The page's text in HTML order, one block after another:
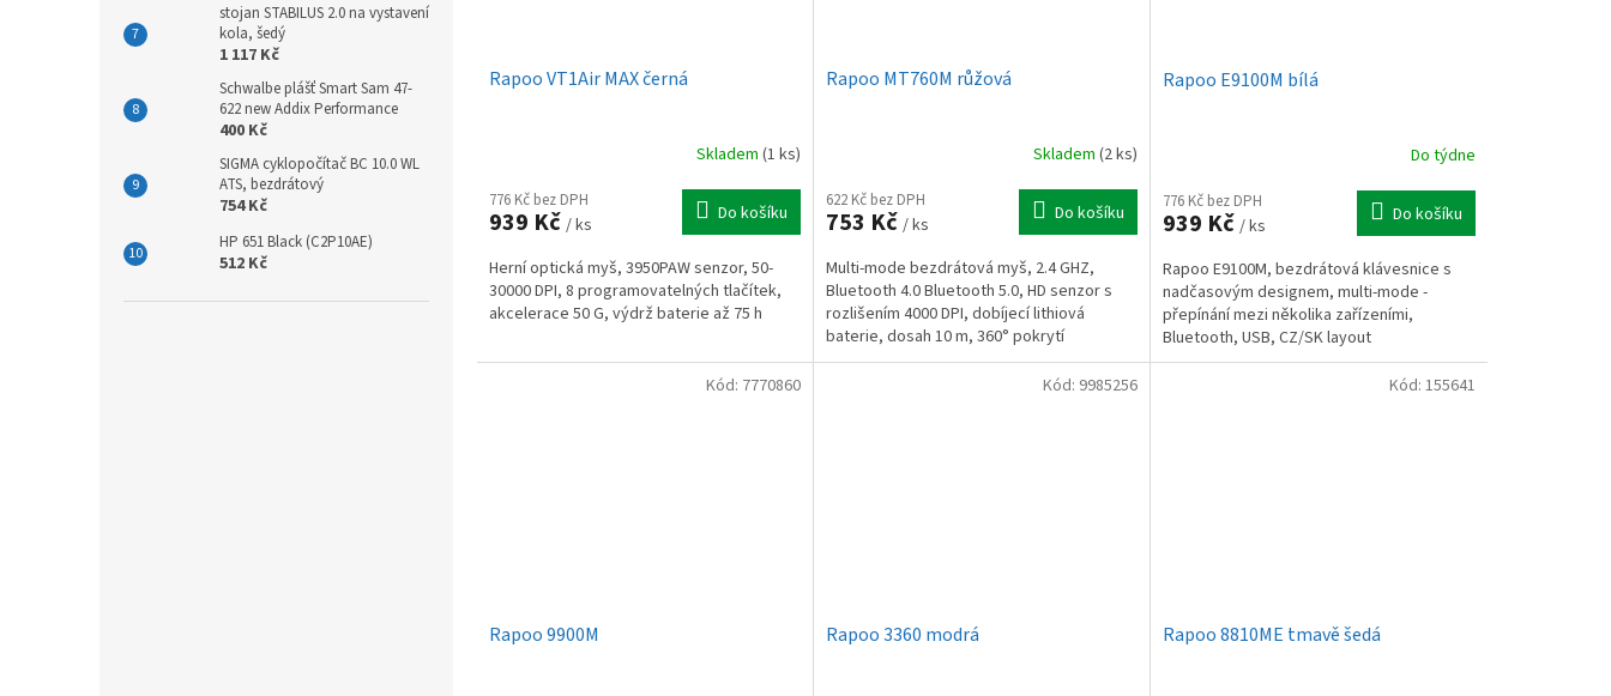
stojan STABILUS 2.0 na vystavení
kola, šedý
1 117 Kč
Schwalbe plášť Smart Sam 47-
622 new Addix Performance
400 Kč
SIGMA cyklopočítač BC 10.0 WL
ATS, bezdrátový
754 Kč
HP 651 Black (C2P10AE)
512 Kč
Rapoo VT1Air MAX černá
Skladem (1 ks)
776 Kč bez DPH
939 Kč / ks Do košíku
Herní optická myš, 3950PAW senzor, 50-
30000 DPI, 8 programovatelných tlačítek,
akcelerace 50 G, výdrž baterie až 75 h
Rapoo MT760M růžová
Skladem (2 ks)
622 Kč bez DPH
753 Kč / ks Do košíku
Multi-mode bezdrátová myš, 2.4 GHZ,
Bluetooth 4.0 Bluetooth 5.0, HD senzor s
rozlišením 4000 DPI, dobíjecí lithiová
baterie, dosah 10 m, 360° pokrytí
Rapoo E9100M bílá
Do týdne
776 Kč bez DPH
939 Kč / ks Do košíku
Rapoo E9100M, bezdrátová klávesnice s
nadčasovým designem, multi-mode -
přepínání mezi několika zařízeními,
Bluetooth, USB, CZ/SK layout
Rapoo 9900M
Kód: 7770860
Rapoo 3360 modrá
Kód: 9985256
Rapoo 8810ME tmavě šedá
Kód: 155641